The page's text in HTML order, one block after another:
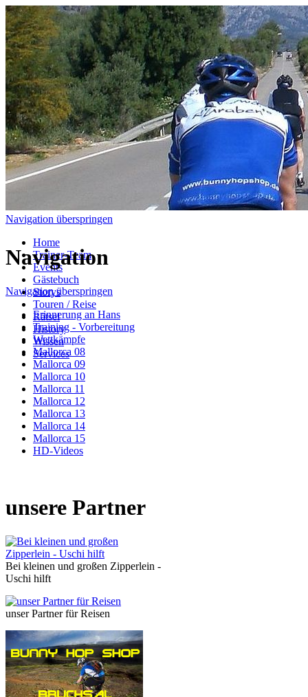
Navigation überspringen
Home
Trainer-Team
Events
Gästebuch
Storys
Touren / Reise
Rätsel
History
Wissen
Services
Navigation
Navigation überspringen
Erinnerung an Hans
Training - Vorbereitung
Wettkämpfe
Mallorca 08
Mallorca 09
Mallorca 10
Mallorca 11
Mallorca 12
Mallorca 13
Mallorca 14
Mallorca 15
HD-Videos
unsere Partner
Bei kleinen und großen Zipperlein -
Uschi hilft
unser Partner für Reisen